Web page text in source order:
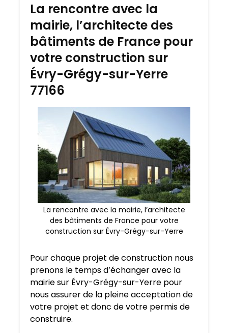
La rencontre avec la
mairie, l’architecte des
bâtiments de France pour
votre construction sur
Évry-Grégy-sur-Yerre
77166
La rencontre avec la mairie, l’architecte
des bâtiments de France pour votre
construction sur Évry-Grégy-sur-Yerre
Pour chaque projet de construction nous
prenons le temps d’échanger avec la
mairie sur Évry-Grégy-sur-Yerre pour
nous assurer de la pleine acceptation de
votre projet et donc de votre permis de
construire.